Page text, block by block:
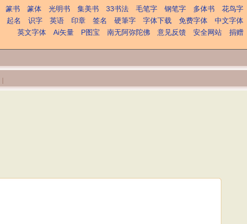
篆书 篆体 光明书 集美书 33书法 毛笔字 钢笔字 多体书
花鸟字
起名 识字 英语 印章 签名 硬筆字 字体下载 免费字体
中文字体
英文字体
Ai矢量 P图宝 南无阿弥陀佛 意见反馈 安全网站
捐赠